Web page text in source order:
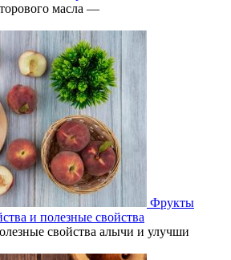
масла —
Фрукты
и полезные свойства
свойства алычи и улучши